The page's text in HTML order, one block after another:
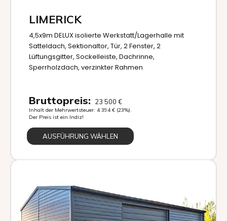
LIMERICK
4,5x9m DELUX isolierte Werkstatt/Lagerhalle mit
Satteldach, Sektionaltor, Tür, 2 Fenster, 2
Lüftungsgitter, Sockelleiste, Dachrinne,
Sperrholzdach, verzinkter Rahmen
Bruttopreis: 23 500 €
Inhalt der Mehrwertsteuer: 4 394 € (23%).
Der Preis ist ein Indiz!
AUSFÜHRUNG WÄHLEN